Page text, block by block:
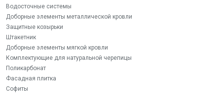
Водосточные системы
Доборные элементы металлической кровли
Защитные козырьки
Штакетник
Доборные элементы мягкой кровли
Комплектующие для натуральной черепицы
Поликарбонат
Фасадная плитка
Софиты